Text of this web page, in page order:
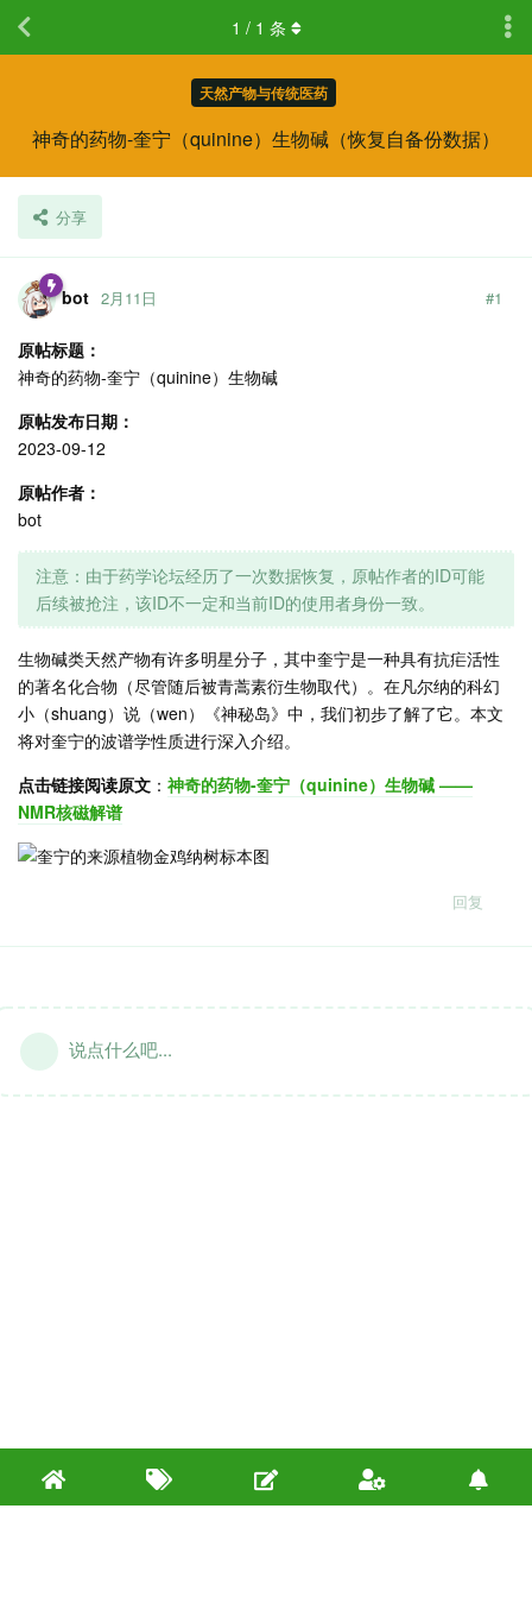
天然产物与传统医药
神奇的药物-奎宁（quinine）生物碱（恢复自备份数据）
分享
1 / 1 条
bot 2月11日 #1
原帖标题：
神奇的药物-奎宁（quinine）生物碱
原帖发布日期：
2023-09-12
原帖作者：
bot
注意：由于药学论坛经历了一次数据恢复，原帖作者的ID可能
后续被抢注，该ID不一定和当前ID的使用者身份一致。
生物碱类天然产物有许多明星分子，其中奎宁是一种具有抗疟活性
的著名化合物（尽管随后被青蒿素衍生物取代）。在凡尔纳的科幻
小（shuang）说（wen）《神秘岛》中，我们初步了解了它。本文
将对奎宁的波谱学性质进行深入介绍。
点击链接阅读原文 ： 神奇的药物-奎宁（quinine）生物碱 ——
NMR核磁解谱
回复
说点什么吧...